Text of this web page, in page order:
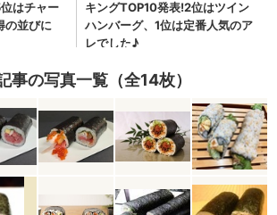
事の写真一覧（全14枚）